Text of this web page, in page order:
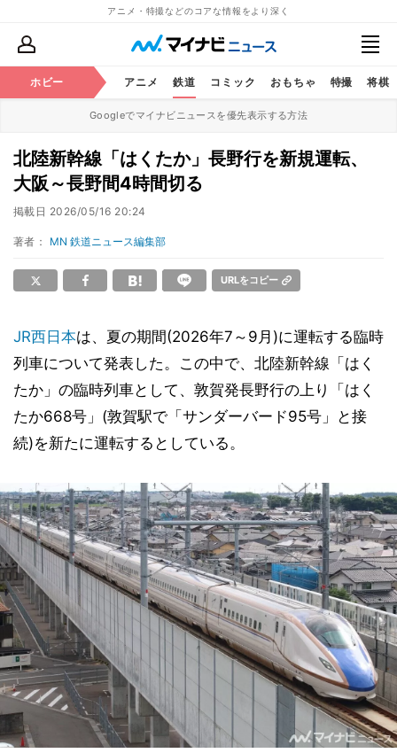
アニメ・特撮などのコアな情報をより深く
ホビー アニメ 鉄道 コミック おもちゃ 特撮 将棋
Googleでマイナビニュースを優先表示する方法
北陸新幹線「はくたか」長野行を新規運転、
大阪～長野間4時間切る
掲載日 2026/05/16 20:24
著者： MN 鉄道ニュース編集部
URLをコピー
JR西日本は、夏の期間(2026年7～9月)に運転する臨時
列車について発表した。この中で、北陸新幹線「はく
たか」の臨時列車として、敦賀発長野行の上り「はく
たか668号」(敦賀駅で「サンダーバード95号」と接
続)を新たに運転するとしている。